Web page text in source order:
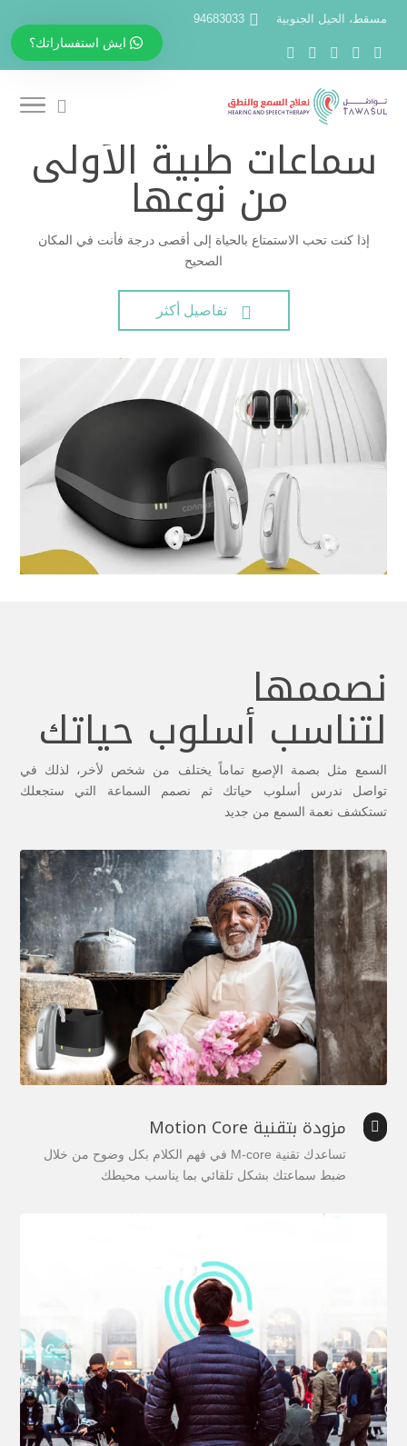
مسقط، الحيل الجنوبية 94683033
سماعات طبية الأولى
من نوعها
إذا كنت تحب الاستمتاع بالحياة إلى أقصى درجة فأنت في المكان
الصحيح
 تفاصيل أكثر
نصممها
لتناسب أسلوب حياتك
السمع مثل بصمة الإصبع تماماً يختلف من شخص لأخر، لذلك في
تواصل ندرس أسلوب حياتك ثم نصمم السماعة التي ستجعلك
تستكشف نعمة السمع من جديد
 مزودة بتقنية Motion Core
تساعدك تقنية M-core في فهم الكلام بكل وضوح من خلال
ضبط سماعتك بشكل تلقائي بما يناسب محيطك
ايش استفساراتك؟